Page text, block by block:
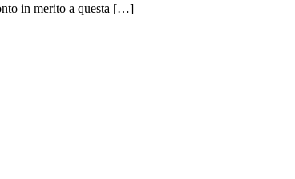
in merito a questa […]